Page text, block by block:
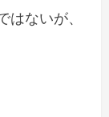
はないが、